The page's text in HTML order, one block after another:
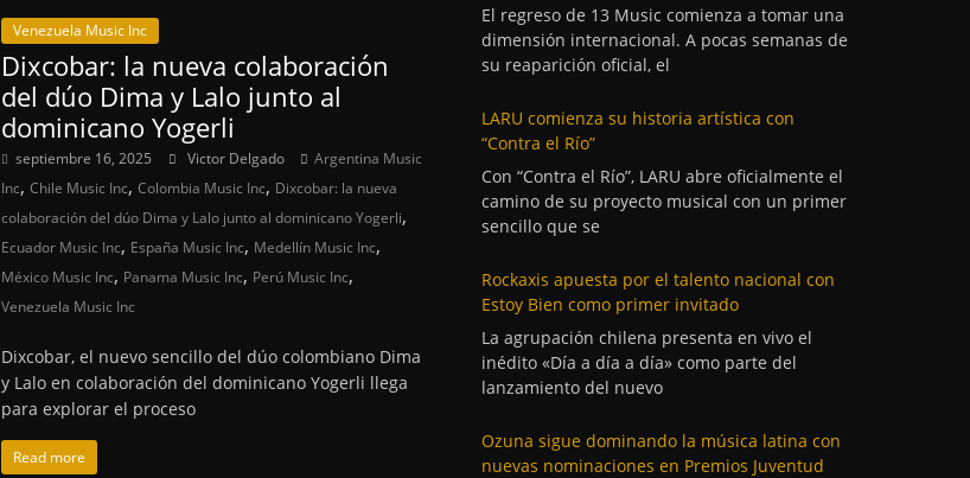
Venezuela Music Inc
Dixcobar: la nueva colaboración
del dúo Dima y Lalo junto al
dominicano Yogerli
septiembre 16, 2025 Victor Delgado
Argentina Music
Inc,Chile Music Inc,Colombia Music Inc, Dixcobar: la nueva
colaboración del dúo Dima y Lalo junto al dominicano Yogerli,
Ecuador Music Inc, España Music Inc, Medellín Music Inc,
México Music Inc, Panama Music Inc, Perú Music Inc,
Venezuela Music Inc
Dixcobar, el nuevo sencillo del dúo colombiano Dima
y Lalo en colaboración del dominicano Yogerli llega
para explorar el proceso
Read more
El regreso de 13 Music comienza a tomar una
dimensión internacional. A pocas semanas de
su reaparición oficial, el
LARU comienza su historia artística con
“Contra el Río”
Con “Contra el Río”, LARU abre oficialmente el
camino de su proyecto musical con un primer
sencillo que se
Rockaxis apuesta por el talento nacional con
Estoy Bien como primer invitado
La agrupación chilena presenta en vivo el
inédito «Día a día a día» como parte del
lanzamiento del nuevo
Ozuna sigue dominando la música latina con
nuevas nominaciones en Premios Juventud